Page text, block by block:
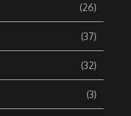
(26)
(37)
(32)
(3)